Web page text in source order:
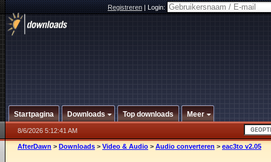
Registreren|Login:
Startpagina Downloads Top downloads Meer
8/6/2026 5:12:41 AM
AfterDawn > Downloads > Video & Audio > Audio converteren > eac3to v2.05